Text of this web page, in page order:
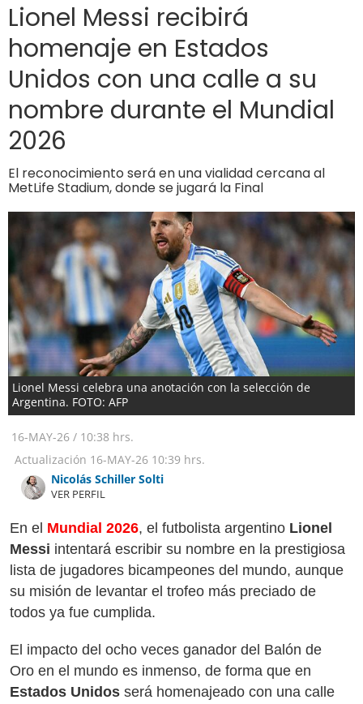
Lionel Messi recibirá
homenaje en Estados
Unidos con una calle a su
nombre durante el Mundial
2026
El reconocimiento será en una vialidad cercana al
MetLife Stadium, donde se jugará la Final
Lionel Messi celebra una anotación con la selección de
Argentina. FOTO: AFP
16-MAY-26 / 10:38 hrs.
Actualización 16-MAY-26 10:39 hrs.
Nicolás Schiller Solti
VER PERFIL
En el Mundial 2026, el futbolista argentino Lionel
Messi intentará escribir su nombre en la prestigiosa
lista de jugadores bicampeones del mundo, aunque
su misión de levantar el trofeo más preciado de
todos ya fue cumplida.
El impacto del ocho veces ganador del Balón de
Oro en el mundo es inmenso, de forma que en
Estados Unidos será homenajeado con una calle